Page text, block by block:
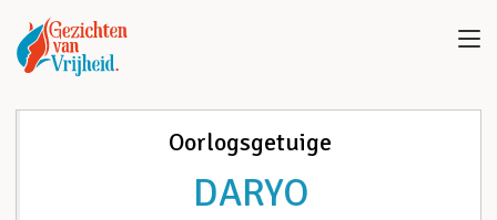
Oorlogsgetuige
DARYO